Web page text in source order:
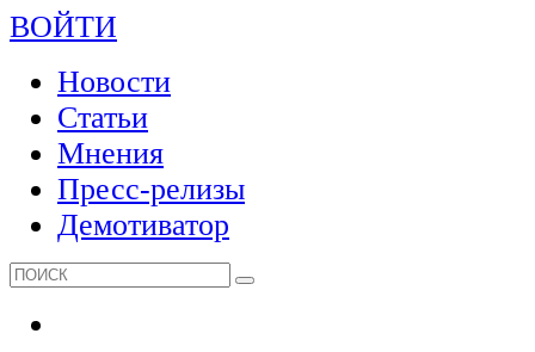
ВОЙТИ
Новости
Статьи
Мнения
Пресс-релизы
Демотиватор